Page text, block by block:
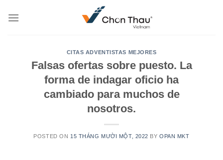
CITAS ADVENTISTAS MEJORES
Falsas ofertas sobre puesto. La
forma de indagar oficio ha
cambiado para muchos de
nosotros.
POSTED ON 15 THÁNG MƯỜI MỘT, 2022 BYOPAN MKT